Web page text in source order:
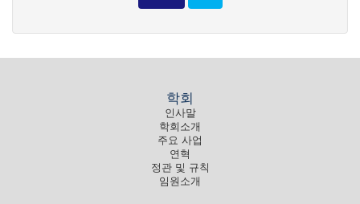
학회
인사말
학회소개
주요 사업
연혁
정관 및 규칙
임원소개